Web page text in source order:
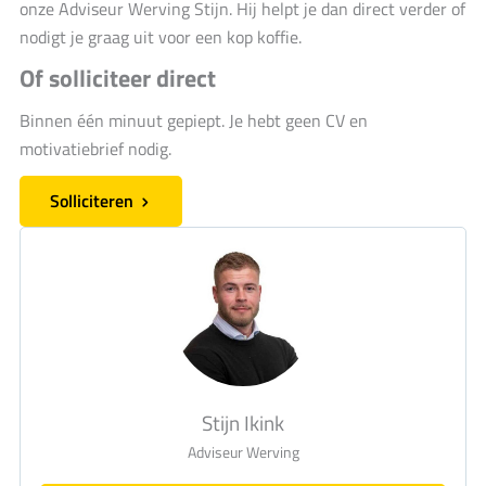
onze Adviseur Werving Stijn. Hij helpt je dan direct verder of
nodigt je graag uit voor een kop koffie.
Of solliciteer direct
Binnen één minuut gepiept. Je hebt geen CV en
motivatiebrief nodig.
Solliciteren
Stijn Ikink
Adviseur Werving